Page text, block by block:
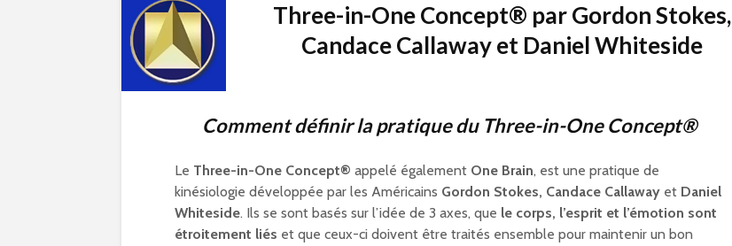
Three-in-One Concept® parGordon Stokes,
Candace Callawayet Daniel Whiteside
Comment définir la pratique du Three-in-One Concept®
Le Three-in-One Concept® appelé également One Brain, est une pratique de
kinésiologie développée par les Américains Gordon Stokes, Candace Callaway et Daniel
Whiteside. Ils se sont basés sur l’idée de 3 axes, que le corps, l’esprit et l’émotion sont
étroitement liés et que ceux-ci doivent être traités ensemble pour maintenir un bon